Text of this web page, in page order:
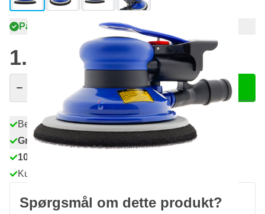
På lager
1.877, 53kr. Inkl. moms
Læg i kurv
Bestil før kl. 23.59,vi sender i dag
Gratis leveringved køb over 1.120 kr
100 dage
Kundeanmeldelser:
Spørgsmål om dette produkt?